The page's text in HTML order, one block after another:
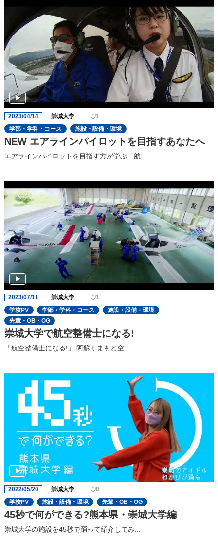
2023/04/14 崇城大学
1
学部・学科・コース
施設・設備・環境
NEW エアラインパイロットを目指すあなたへ
エアラインパイロットを目指す方が学ぶ「航...
2023/07/11 崇城大学
1
学校PV
学部・学科・コース
施設・設備・環境
先輩・OB・OG
崇城大学で航空整備士になる!
「航空整備士になる!」 阿蘇くまもと空...
2022/05/20 崇城大学
0
学校PV
施設・設備・環境 先輩・OB・OG
45秒で何ができる?熊本県・崇城大学編
崇城大学の施設を45秒で踊って紹介してみ...